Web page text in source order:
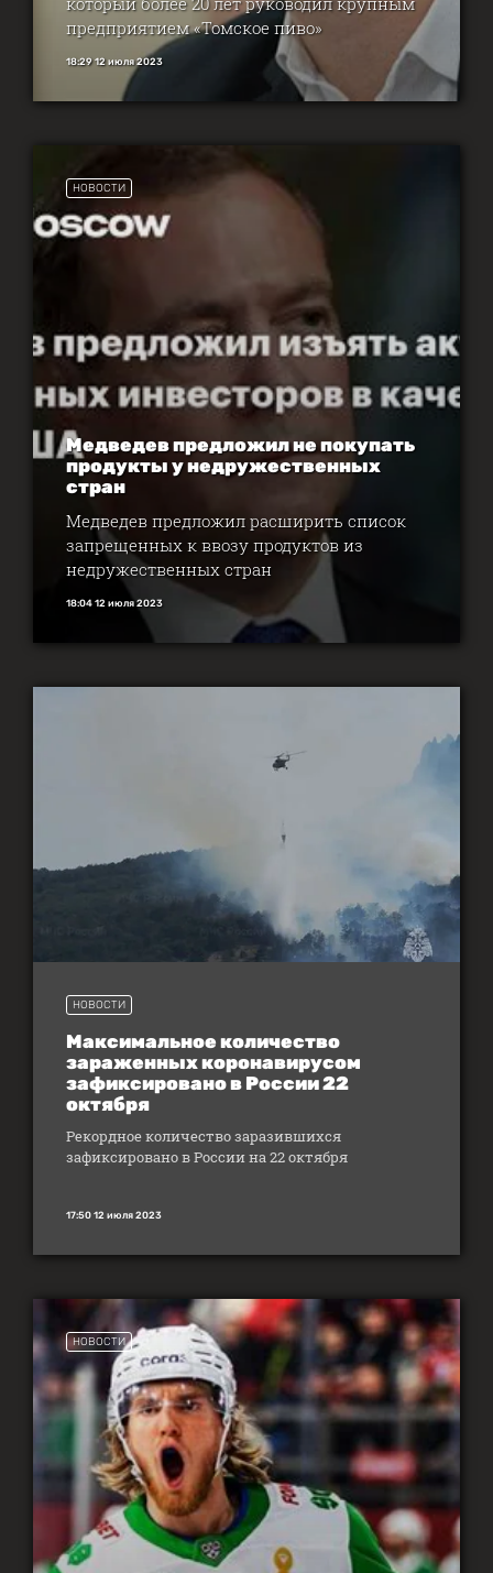
предприятием «Томское пиво»
18:29 12 июля 2023
НОВОСТИ
Медведев предложил не покупать
продукты у недружественных
стран
Медведев предложил расширить список
запрещенных к ввозу продуктов из
недружественных стран
18:04 12 июля 2023
НОВОСТИ
Максимальное количество
зараженных коронавирусом
зафиксировано в России 22
октября
Рекордное количество заразившихся
зафиксировано в России на 22 октября
17:50 12 июля 2023
НОВОСТИ